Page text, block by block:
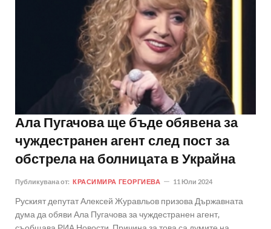
Ала Пугачова ще бъде обявена за
чуждестранен агент след пост за
обстрела на болницата в Украйна
Публикувана от: КРАСИМИРА ГЕОРГИЕВА 11 Юли 2024
Руският депутат Алексей Журавльов призова Държавната
дума да обяви Ала Пугачова за чуждестранен агент,